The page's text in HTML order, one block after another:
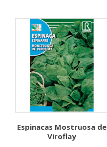
Espinacas Mostruosa de
Viroflay